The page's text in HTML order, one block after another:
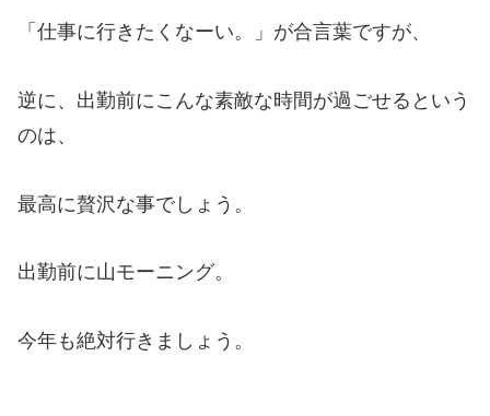
「仕事に行きたくなーい。」が合言葉ですが、
逆に、出勤前にこんな素敵な時間が過ごせるという
のは、
最高に贅沢な事でしょう。
出勤前に山モーニング。
今年も絶対行きましょう。